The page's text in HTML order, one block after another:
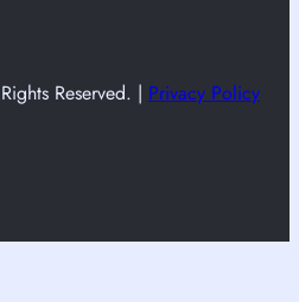
Reserved. | Privacy Policy